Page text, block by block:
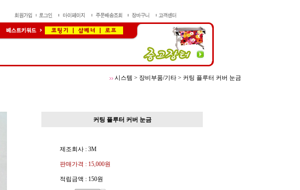
시스템 > 장비부품/기타 > 커팅 플루터 커버 눈금
커팅 플루터 커버 눈금
제조회사 : 3M
판매가격 : 15,000원
적립금액 : 150원